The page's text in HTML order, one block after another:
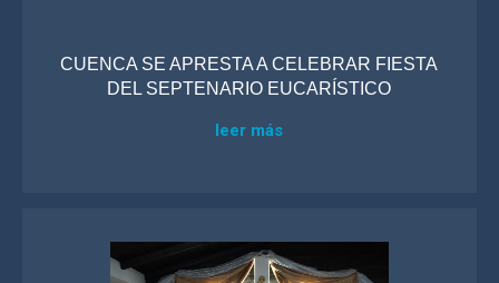
CUENCA SE APRESTA A CELEBRAR FIESTA
DEL SEPTENARIO EUCARÍSTICO
leer más